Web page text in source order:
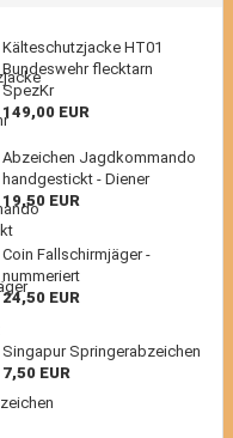
Kälteschutzjacke HT01
Bundeswehr flecktarn
SpezKr
149,00 EUR
Abzeichen Jagdkommando
handgestickt - Diener
19,50 EUR
Coin Fallschirmjäger -
nummeriert
24,50 EUR
Singapur Springerabzeichen
7,50 EUR